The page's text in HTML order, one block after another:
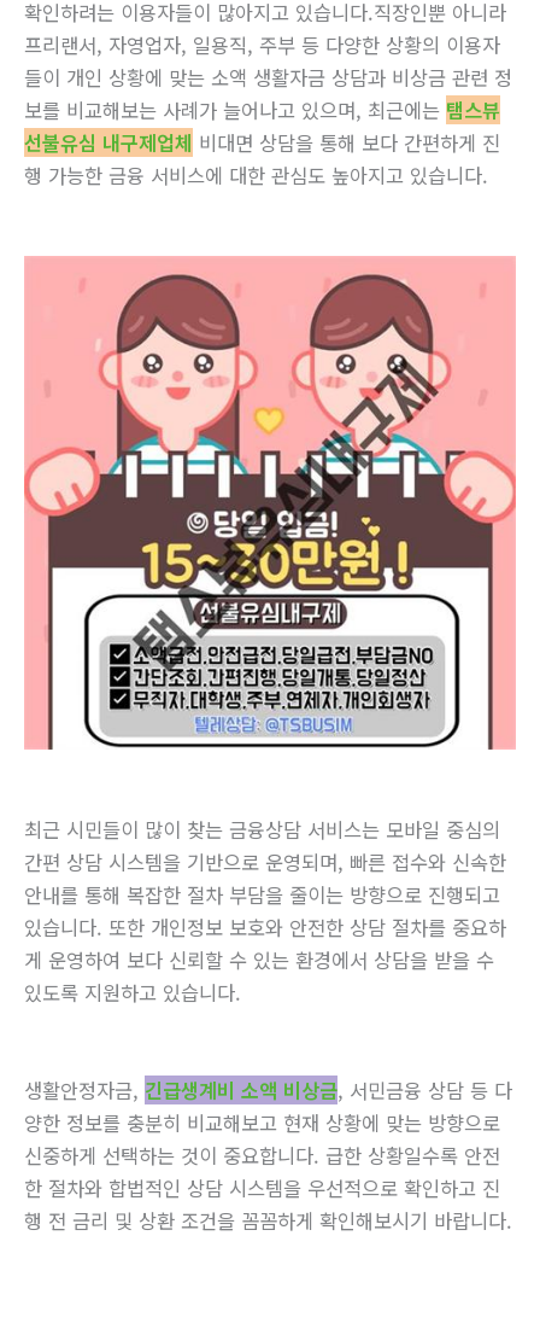
확인하려는 이용자들이 많아지고 있습니다.직장인뿐 아니라
프리랜서, 자영업자, 일용직, 주부 등 다양한 상황의 이용자
들이 개인 상황에 맞는 소액 생활자금 상담과 비상금 관련 정
보를 비교해보는 사례가 늘어나고 있으며, 최근에는 탬스뷰
선불유심 내구제업체 비대면 상담을 통해 보다 간편하게 진
행 가능한 금융 서비스에 대한 관심도 높아지고 있습니다.
최근 시민들이 많이 찾는 금융상담 서비스는 모바일 중심의
간편 상담 시스템을 기반으로 운영되며, 빠른 접수와 신속한
안내를 통해 복잡한 절차 부담을 줄이는 방향으로 진행되고
있습니다. 또한 개인정보 보호와 안전한 상담 절차를 중요하
게 운영하여 보다 신뢰할 수 있는 환경에서 상담을 받을 수
있도록 지원하고 있습니다.
생활안정자금, 긴급생계비 소액 비상금, 서민금융 상담 등 다
양한 정보를 충분히 비교해보고 현재 상황에 맞는 방향으로
신중하게 선택하는 것이 중요합니다. 급한 상황일수록 안전
한 절차와 합법적인 상담 시스템을 우선적으로 확인하고 진
행 전 금리 및 상환 조건을 꼼꼼하게 확인해보시기 바랍니다.